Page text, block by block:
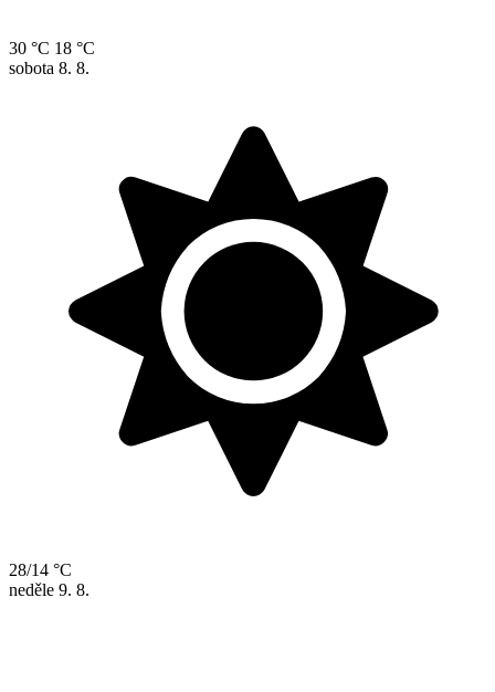
30 °C 18 °C
sobota 8. 8.
28/14 °C
neděle 9. 8.